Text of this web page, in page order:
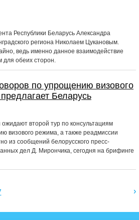
Республики Беларусь Александра
региона Николаем Цукановым.
ведь именно данное взаимодействие
для обеих сторон.
по упрощению визового
Беларусь
второй тур по консультациям
визового режима, а также реадмиссии
из сообщений белорусского пресс-
дел Д. Мирончика, сегодня на брифинге
›